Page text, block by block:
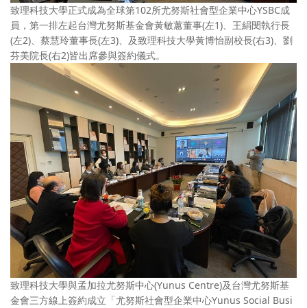
致理科技大學正式成為全球第102所尤努斯社會型企業中心YSBC成
員，第一排左起台灣尤努斯基金會黃敏蕙董事(左1)、王絹閔執行長
(左2)、蔡慧玲董事長(左3)、及致理科技大學黃博怡副校長(右3)、劉
芬美院長(右2)皆出席參與簽約儀式。
致理科技大學與孟加拉尤努斯中心(Yunus Centre)及台灣尤努斯基
金會三方線上簽約成立「尤努斯社會型企業中心Yunus Social Busi